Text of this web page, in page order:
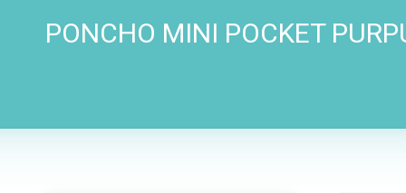
PONCHO MINI POCKET
You are here: